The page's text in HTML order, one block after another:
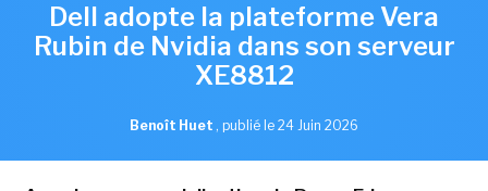
Dell adopte la plateforme Vera
Rubin de Nvidia dans son serveur
XE8812
Benoît Huet , publié le 24 Juin 2026